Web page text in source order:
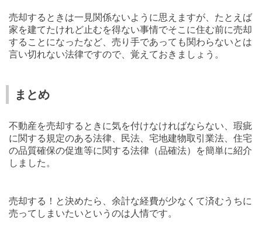
売却するときは一見関係ないように思えますが、たとえば
家を建てたけれど止むを得ない事情でそこに住む前に売却
することになったなど、売り手であっても関わらないとは
言い切れない法律ですので、覚えておきましょう。
まとめ
不動産を売却するときに気を付けなければならない、瑕疵
に関する規定のある法律、民法、宅地建物取引業法、住宅
の品質確保の促進等に関する法律（品確法）を簡単に紹介
しました。
売却する！と決めたら、余計な経費が少なくて済むうちに
売ってしまいたいというのは人情です。